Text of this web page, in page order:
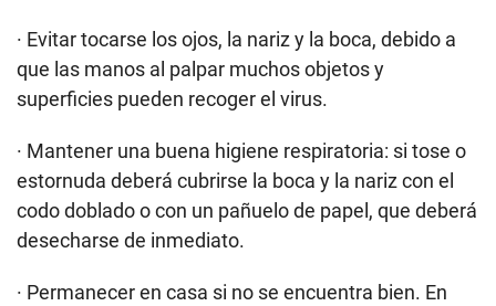
· Evitar tocarse los ojos, la nariz y la boca, debido a
que las manos al palpar muchos objetos y
superficies pueden recoger el virus.
· Mantener una buena higiene respiratoria: si tose o
estornuda deberá cubrirse la boca y la nariz con el
codo doblado o con un pañuelo de papel, que deberá
desecharse de inmediato.
· Permanecer en casa si no se encuentra bien. En